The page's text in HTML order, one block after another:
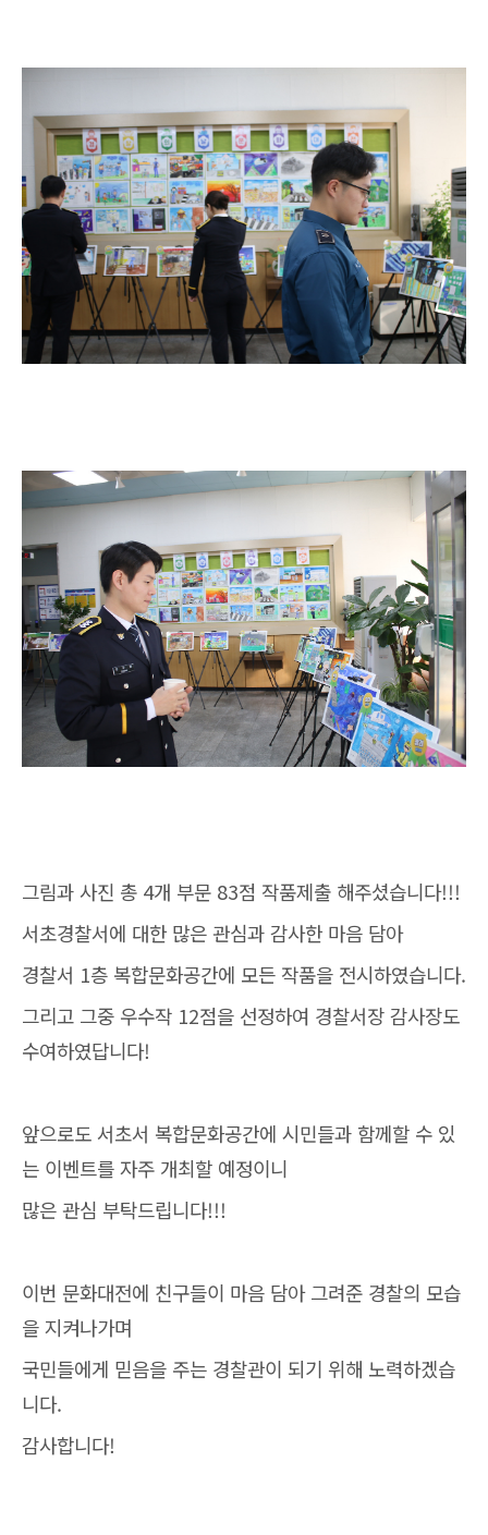
그림과 사진 총 4개 부문 83점 작품제출 해주셨습니다!!!
서초경찰서에 대한 많은 관심과 감사한 마음 담아
경찰서 1층 복합문화공간에 모든 작품을 전시하였습니다.
그리고 그중 우수작 12점을 선정하여 경찰서장 감사장도
수여하였답니다!
앞으로도 서초서 복합문화공간에 시민들과 함께할 수 있
는 이벤트를 자주 개최할 예정이니
많은 관심 부탁드립니다!!!
이번 문화대전에 친구들이 마음 담아 그려준 경찰의 모습
을 지켜나가며
국민들에게 믿음을 주는 경찰관이 되기 위해 노력하겠습
니다.
감사합니다!